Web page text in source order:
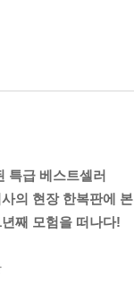
특급 베스트셀러
의 현장 한복판에
째 모험을 떠나다!